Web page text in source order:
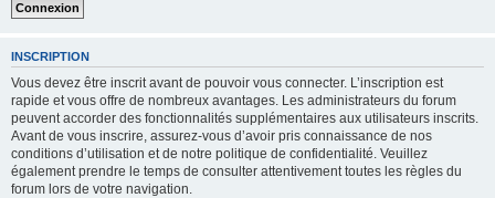
INSCRIPTION
Vous devez être inscrit avant de pouvoir vous connecter. L’inscription est
rapide et vous offre de nombreux avantages. Les administrateurs du forum
peuvent accorder des fonctionnalités supplémentaires aux utilisateurs inscrits.
Avant de vous inscrire, assurez-vous d’avoir pris connaissance de nos
conditions d’utilisation et de notre politique de confidentialité. Veuillez
également prendre le temps de consulter attentivement toutes les règles du
forum lors de votre navigation.